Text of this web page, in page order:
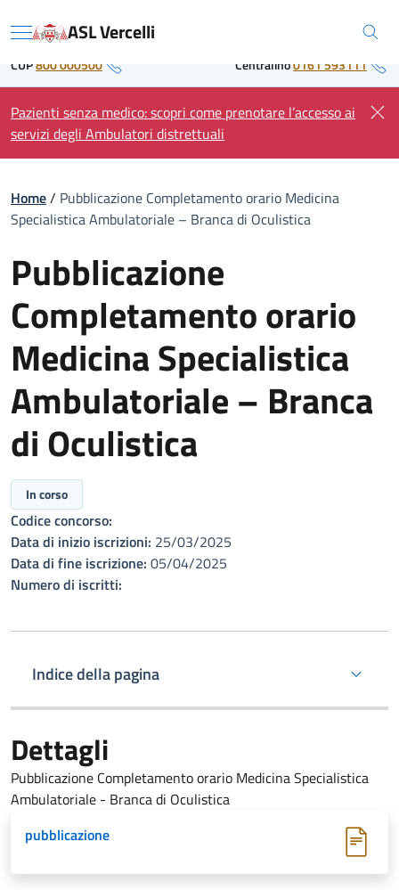
to Regione Piemonte
Menu ASL Vercelli
CUP800 000500 Centralino0161 593111
Pazienti senza medico: scopri come prenotare l’accesso ai
servizi degli Ambulatori distrettuali
Home/ Pubblicazione Completamento orario Medicina
Specialistica Ambulatoriale – Branca di Oculistica
Pubblicazione
Completamento orario
Medicina Specialistica
Ambulatoriale – Branca
di Oculistica
In corso
Codice concorso:
Data di inizio iscrizioni: 25/03/2025
Data di fine iscrizione: 05/04/2025
Numero di iscritti:
Indice della pagina
Dettagli
Pubblicazione Completamento orario Medicina Specialistica
Ambulatoriale - Branca di Oculistica
pubblicazione